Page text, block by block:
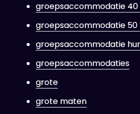
groepsaccommodatie
groepsaccommodatie 50
groepsaccommodatie
groepsaccommodaties
grote
grote maten